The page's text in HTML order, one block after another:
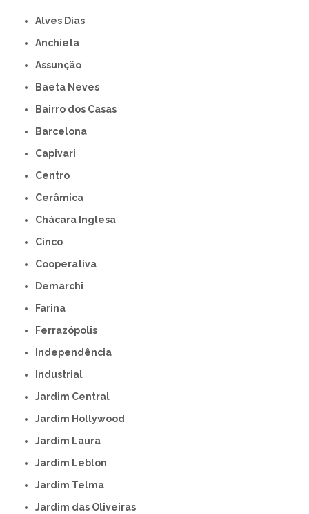
Alves Dias
Anchieta
Assunção
Baeta Neves
Bairro dos Casas
Barcelona
Capivari
Centro
Cerâmica
Chácara Inglesa
Cinco
Cooperativa
Demarchi
Farina
Ferrazópolis
Independência
Industrial
Jardim Central
Jardim Hollywood
Jardim Laura
Jardim Leblon
Jardim Telma
Jardim das Oliveiras